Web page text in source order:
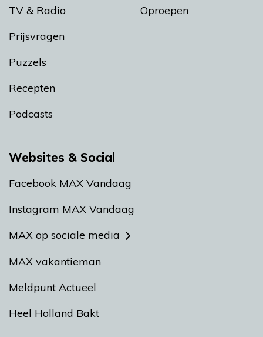
TV & Radio
Prijsvragen
Puzzels
Recepten
Podcasts
Oproepen
Websites & Social
Facebook MAX Vandaag
Instagram MAX Vandaag
MAX op sociale media
MAX vakantieman
Meldpunt Actueel
Heel Holland Bakt